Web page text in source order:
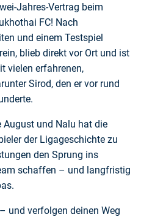
Jahres-Vertrag beim
FC! Nach
und einem Testspiel
blieb direkt vor Ort und ist
vielen erfahrenen,
Sirod, den er vor rund
und Nalu hat die
der Ligageschichte zu
den Sprung ins
schaffen – und langfristig
und verfolgen deinen Weg